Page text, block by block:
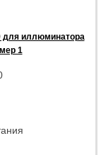
для иллюминатора
1